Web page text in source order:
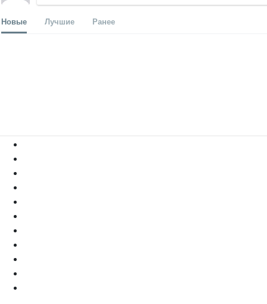
Новые Лучшие Ранее